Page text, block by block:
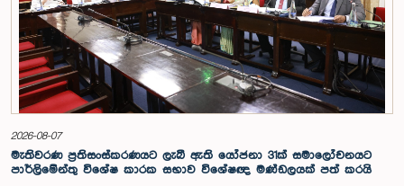
කාරක සභාව පවසා සිටියේය. යොජිත වැටුප, මීට පෙර සිටි
විගණකාධිපතිවරුන්ගේ වැටුප් ද සලකා බලමින් මෙම තිරණයට එළඹුණ බව
නිලධාරීන් විසින් පවසන ලදී. මිට පෙර, එය ජාතික වැටුප් හා සේවක සංඛ්‍යා
කොමිෂන් සභාවෙන් තිරණය කළ ද වර්තමානයේ එවැනි කොමිසමක් නොමැති
බවත් නිලධාරීහු සදහන් කළහ.විගණකාධිපතිවරිය සඳහා යෝජිත වැටුප්
මට්ටම අනුමත කළ ද, එම තනතුරට පැවරී ඇති වගකීම් සහ කාර්යභාරය
සැලකිල්ලට ගනිමින් වැටුප තවදුරටත් ඉහළ මට්ටමක පැවතිය යුතු බවට කාරක
සභා සභාපතිවරයා ඇතුළු මන්ත්‍රීවරුන්ගේ අදහස විය. ඒ අනුව, අදාළ වැටුප්
මට්ටම සම්බන්ධයෙන් ඉදිරියේදී තවදුරටත් අවධානය යොමු කර අවශ්‍ය තීරණ
ගැනීමේ අවශ්‍යතාව ද කාරක සභාවේදී පෙන්වා දුන් අතර ස්ථිර සහ ස්වධින
වැටුප් හා සේවක සංඛ්‍යා කොමිෂන් සභාවක් ස්ථාපිත කරන ලෙස කාරක
2026-08-07
මැතිවරණ ප්‍රතිසංස්කරණයට ලැබී ඇති යෝජනා 31ක් සමාලෝචනයට
පාර්ලිමේන්තු විශේෂ කාරක සභාව විශේෂඥ මණ්ඩලයක් පත් කරයි